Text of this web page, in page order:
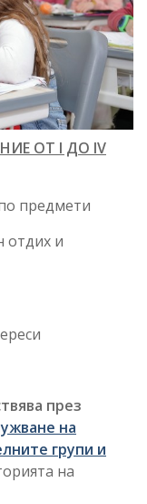
ОТ I ДО IV
предмети
отдих и
през
на
групи и
на